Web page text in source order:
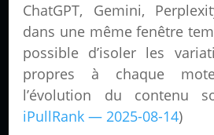
ChatGPT, Gemini,
dans une même fenêtre
possible d’isoler les
propres à chaque
l’évolution du contenu
iPullRank — 2025-08-14)